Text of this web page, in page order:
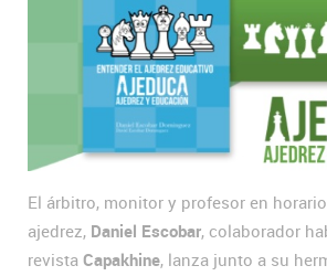
El árbitro, monitor y profesor en
ajedrez, Daniel Escobar, colaborador
revista Capakhine, lanza junto a su